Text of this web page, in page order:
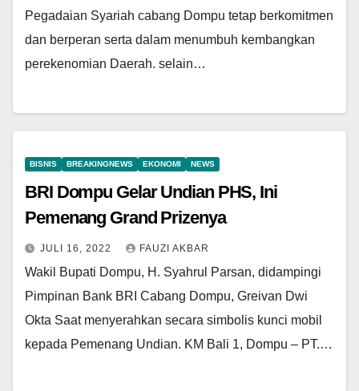
Pegadaian Syariah cabang Dompu tetap berkomitmen
dan berperan serta dalam menumbuh kembangkan
perekenomian Daerah. selain…
BISNIS BREAKINGNEWS EKONOMI NEWS
BRI Dompu Gelar Undian PHS, Ini
Pemenang Grand Prizenya
JULI 16, 2022 FAUZI AKBAR
Wakil Bupati Dompu, H. Syahrul Parsan, didampingi
Pimpinan Bank BRI Cabang Dompu, Greivan Dwi
Okta Saat menyerahkan secara simbolis kunci mobil
kepada Pemenang Undian. KM Bali 1, Dompu – PT.…